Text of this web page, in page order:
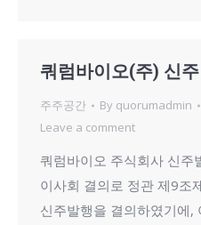
쿼럼바이오(주) 신
주주공간 By quorumadmin
Leave a comment
쿼럼바이오 주식회사 신
이사회 결의로 정관 제9조
신주발행을 결의하였기에,